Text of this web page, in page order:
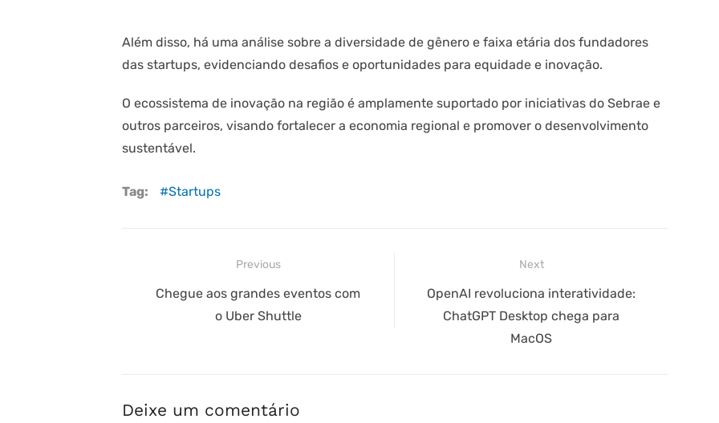
Além disso, há uma análise sobre a diversidade de gênero e faixa etária dos fundadores
das startups, evidenciando desafios e oportunidades para equidade e inovação.
O ecossistema de inovação na região é amplamente suportado por iniciativas do Sebrae e
outros parceiros, visando fortalecer a economia regional e promover o desenvolvimento
sustentável.
Tag: Startups
NavegaçãoPrevious
Previous
Chegue aos grandes eventos com
o Uber Shuttle
Next
Next
post:
OpenAI revoluciona interatividade:
ChatGPT Desktop chega para
MacOS
Deixe um comentário